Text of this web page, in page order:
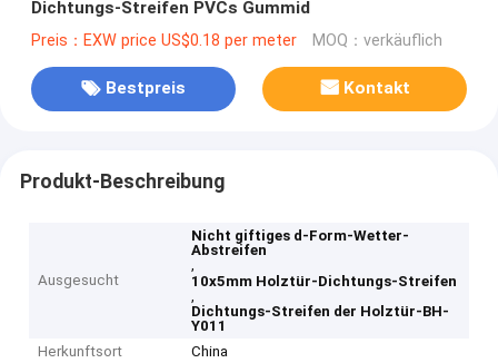
Dichtungs-Streifen PVCs Gummid
Preis：EXW price US$0.18 per meter MOQ：verkäuflich
Bestpreis Kontakt
Produkt-Beschreibung
Ausgesucht
Nicht giftiges d-Form-Wetter-
Abstreifen
,
10x5mm Holztür-Dichtungs-Streifen
,
Dichtungs-Streifen der Holztür-BH-
Y011
Herkunftsort
China